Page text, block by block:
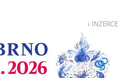
↓ INZERCE